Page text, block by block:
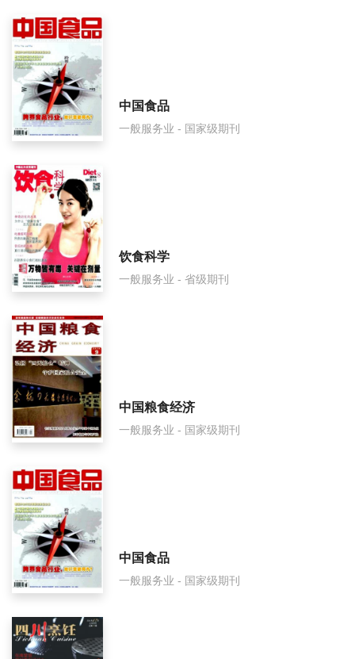
花样盛年影响因子是多少？
花样盛年怎么样？
花样盛年面费如何收取？
花样盛年是什么级别刊物？
花样盛年审稿要多久？
花样盛年是国家级期刊吗？
中国食品
一般服务业 - 国家级期刊
饮食科学
一般服务业 - 省级期刊
中国粮食经济
一般服务业 - 国家级期刊
中国食品
一般服务业 - 国家级期刊